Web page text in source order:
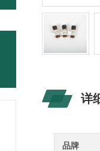
详
品牌